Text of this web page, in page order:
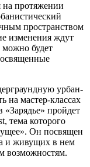
на протяжении
пространством
изменения ждут
будет
урбан-
на мастер-классах
пройдет
тема которого
Он посвящен
и живущих в нем
возможностям.